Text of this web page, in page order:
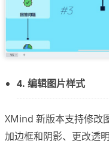
4. 编辑图片样式
XMind 新版本支持修改
加边框和阴影、更改透